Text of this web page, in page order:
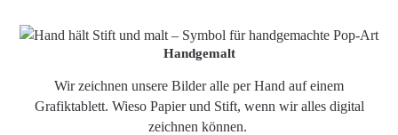
Handgemalt
Wir zeichnen unsere Bilder alle per Hand auf einem
Grafiktablett. Wieso Papier und Stift, wenn wir alles digital
zeichnen können.